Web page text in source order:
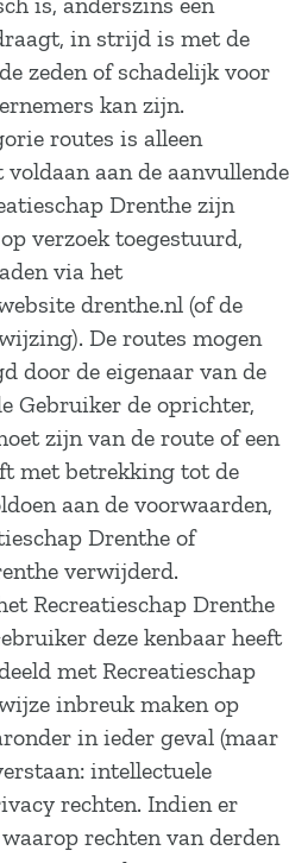
in strijd is met de
zeden of schadelijk voor
kan zijn.
routes is alleen
aan de aanvullende
Drenthe zijn
verzoek toegestuurd,
via het
drenthe.nl (of de
De routes mogen
door de eigenaar van de
Gebruiker de oprichter,
zijn van de route of een
met betrekking tot de
aan de voorwaarden,
Drenthe of
verwijderd.
Recreatieschap Drenthe
deze kenbaar heeft
met Recreatieschap
inbreuk maken op
in ieder geval (maar
intellectuele
rechten. Indien er
rechten van derden